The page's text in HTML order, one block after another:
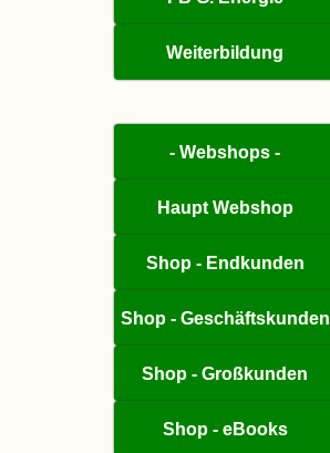
Weiterbildung
- Webshops -
Haupt Webshop
Shop - Endkunden
Shop - Geschäftskunden
Shop - Großkunden
Shop - eBooks